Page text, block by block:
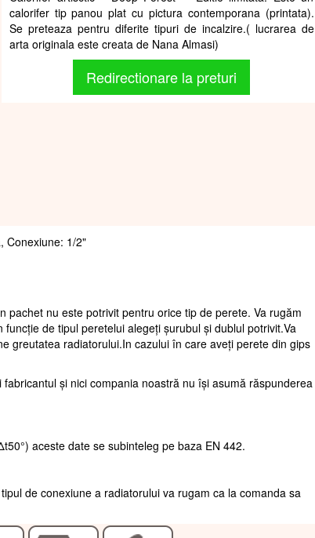
calorifer tip panou plat cu pictura contemporana (printata).
Se preteaza pentru diferite tipuri de incalzire.( lucrarea de
arta originala este creata de Nana Almasi)
Redirectionare la preturi
Conexiune: 1/2"
nu este potrivit pentru orice tip de perete. Va rugăm
de tipul peretelui alegeți șurubul și dublul potrivit.Va
greutatea radiatorului.In cazului în care aveți perete din gips
și nici compania noastră nu își asumă răspunderea
aceste date se subinteleg pe baza EN 442.
de conexiune a radiatorului va rugam ca la comanda sa